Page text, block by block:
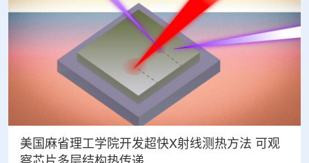
美国麻省理工学院开发超快X射线测热方法 可观